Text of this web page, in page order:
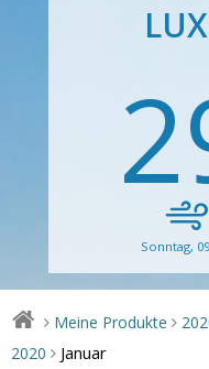
Sonntag,
> Meine Produkte >
2020 > Januar